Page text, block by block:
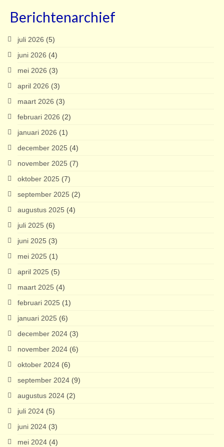
Berichtenarchief
juli 2026 (5)
juni 2026 (4)
mei 2026 (3)
april 2026 (3)
maart 2026 (3)
februari 2026 (2)
januari 2026 (1)
december 2025 (4)
november 2025 (7)
oktober 2025 (7)
september 2025 (2)
augustus 2025 (4)
juli 2025 (6)
juni 2025 (3)
mei 2025 (1)
april 2025 (5)
maart 2025 (4)
februari 2025 (1)
januari 2025 (6)
december 2024 (3)
november 2024 (6)
oktober 2024 (6)
september 2024 (9)
augustus 2024 (2)
juli 2024 (5)
juni 2024 (3)
mei 2024 (4)